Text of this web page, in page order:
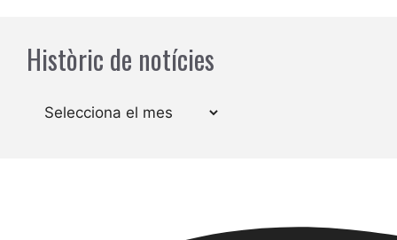
Històric de notícies
Arxius